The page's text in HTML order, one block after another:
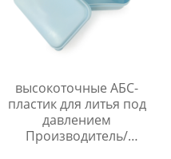
высокоточные АБС-
пластик для литья под
давлением
Производитель/